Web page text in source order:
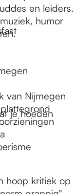
van Nijmegen
en leiders.
humor
je hoeden
hoop kritiek op